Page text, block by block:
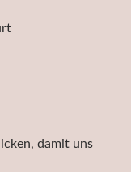
damit uns